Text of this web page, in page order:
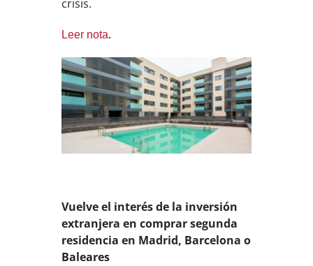
crisis.
Leer nota.
Vuelve el interés de la inversión
extranjera en comprar segunda
residencia en Madrid, Barcelona o
Baleares